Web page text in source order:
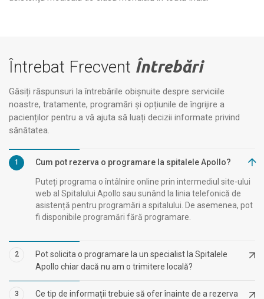
Întrebat Frecvent Întrebări
Găsiți răspunsuri la întrebările obișnuite despre serviciile
noastre, tratamente, programări și opțiunile de îngrijire a
pacienților pentru a vă ajuta să luați decizii informate privind
sănătatea.
1 Cum pot rezerva o programare la spitalele Apollo?
Puteți programa o întâlnire online prin intermediul site-ului
web al Spitalului Apollo sau sunând la linia telefonică de
asistență pentru programări a spitalului. De asemenea, pot
fi disponibile programări fără programare.
2
Pot solicita o programare la un specialist la Spitalele
Apollo chiar dacă nu am o trimitere locală?
3
Ce tip de informații trebuie să ofer înainte de a rezerva